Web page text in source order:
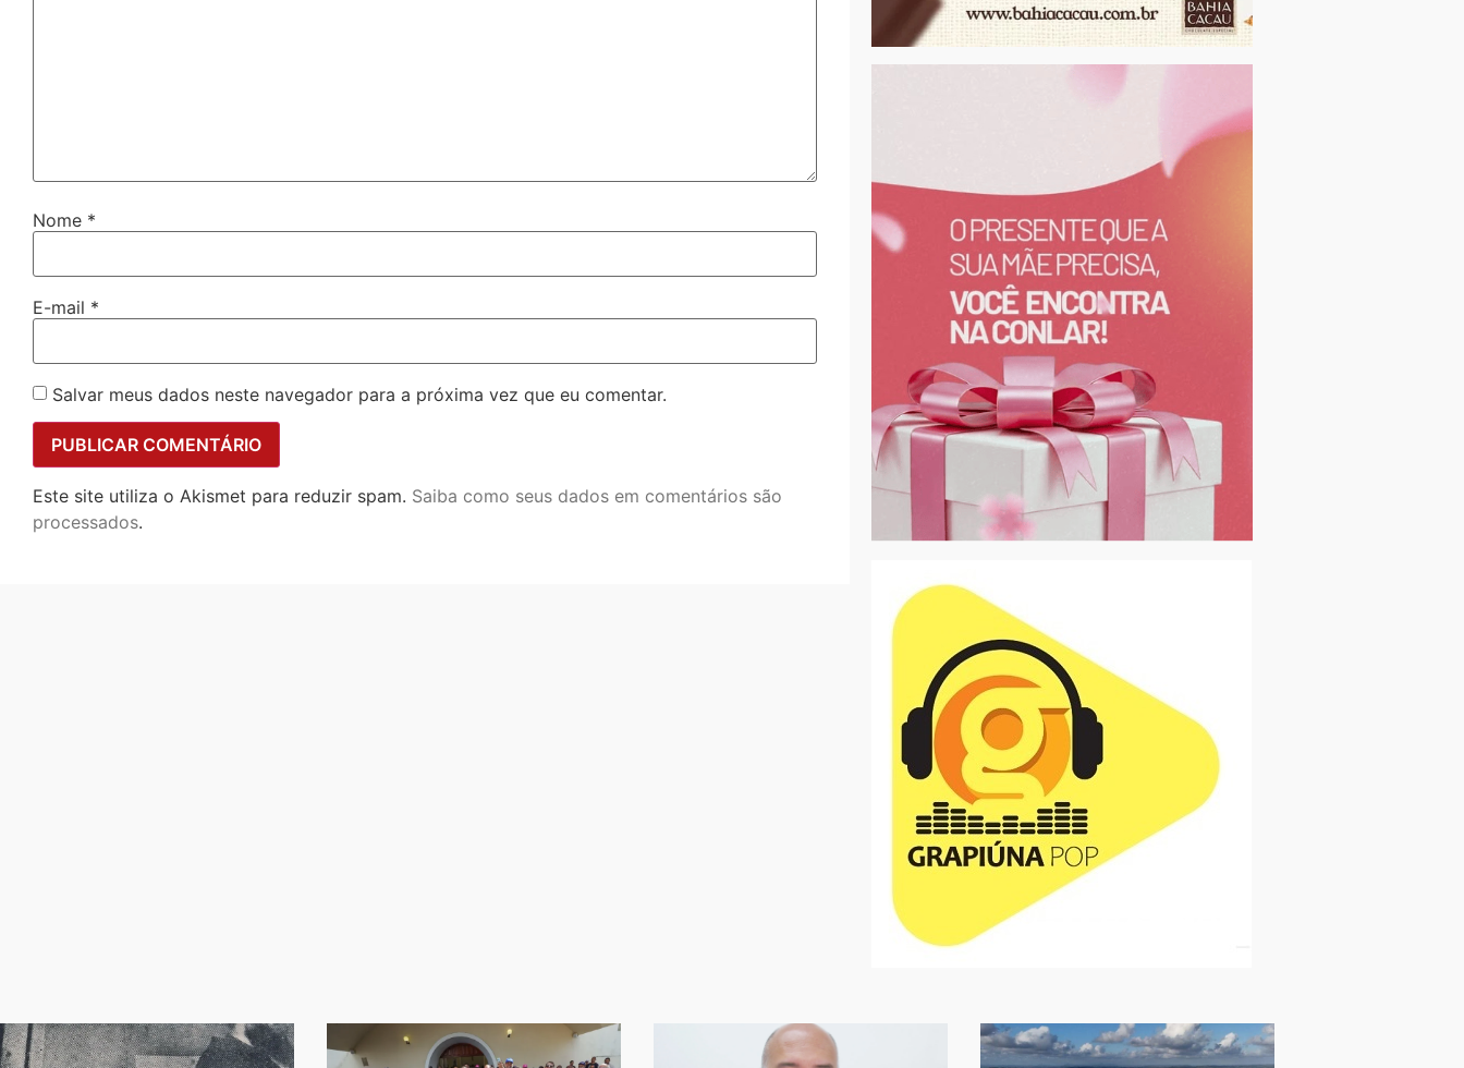
Nome *
E-mail *
Salvar meus dados neste navegador para a próxima vez que eu comentar.
Este site utiliza o Akismet para reduzir spam. Saiba como seus dados em comentários são
processados.